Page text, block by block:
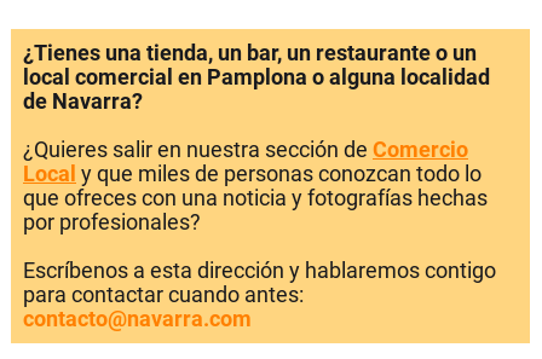
¿Tienes una tienda, un bar, un restaurante o un
local comercial en Pamplona o alguna localidad
de Navarra?
¿Quieres salir en nuestra sección de Comercio
Local y que miles de personas conozcan todo lo
que ofreces con una noticia y fotografías hechas
por profesionales?
Escríbenos a esta dirección y hablaremos contigo
para contactar cuando antes:
contacto@navarra.com